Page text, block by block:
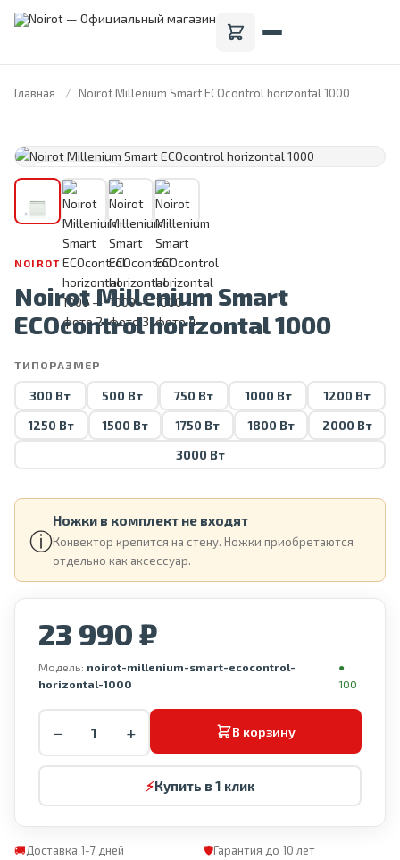
Главная Noirot Millenium Smart ECOcontrol horizontal 1000
FRANCE · 1946
NOIROT
Noirot Millenium Smart
ECOcontrol horizontal 1000
ТИПОРАЗМЕР
300 Вт 500 Вт 750 Вт 1000 Вт
1200 Вт
1250 Вт
1500 Вт 1750 Вт 1800 Вт
2000 Вт
3000 Вт
ⓘ
Ножки в комплект не входят
Конвектор крепится на стену. Ножки приобретаются
отдельно как аксессуар.
23 990 ₽
Модель: noirot-millenium-smart-ecocontrol-
horizontal-1000
●
100
− + В корзину
⚡Купить в 1 клик
🚚Доставка 1-7 дней 🛡Гарантия до 10 лет